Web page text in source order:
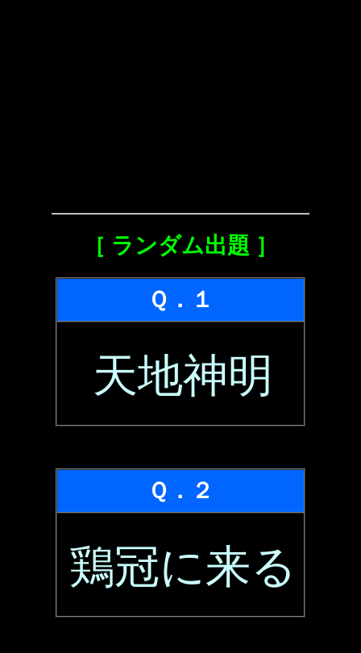
［ ランダム出題 ］
Ｑ．１
天地神明
Ｑ．２
鶏冠に来る